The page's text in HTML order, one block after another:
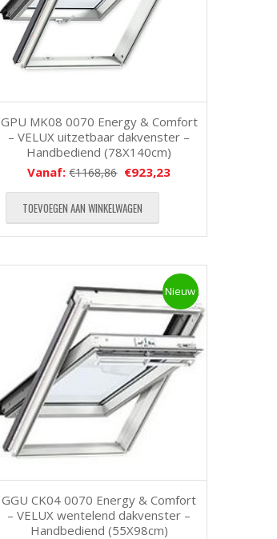
GPU MK08 0070 Energy & Comfort
– VELUX uitzetbaar dakvenster –
Handbediend (78X140cm)
Vanaf:€1168,86 €923,23
TOEVOEGEN AAN WINKELWAGEN
Nieuw
GGU CK04 0070 Energy & Comfort
– VELUX wentelend dakvenster –
Handbediend (55X98cm)